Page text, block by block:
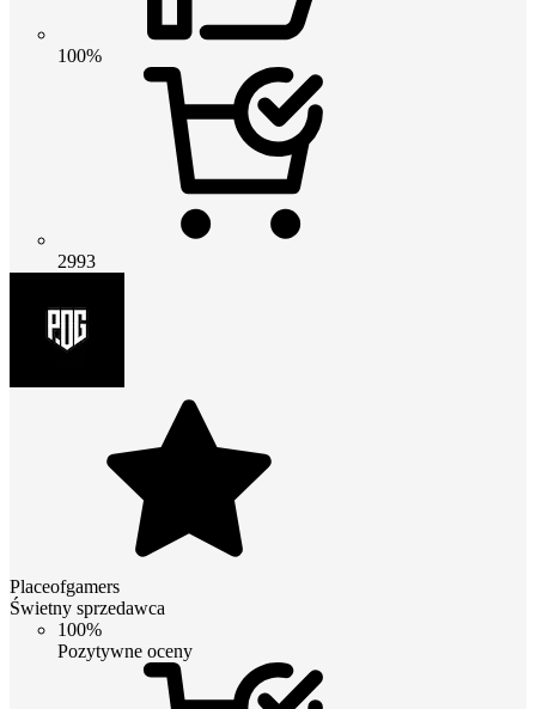
100%
2993
Placeofgamers
Świetny sprzedawca
100%
Pozytywne oceny